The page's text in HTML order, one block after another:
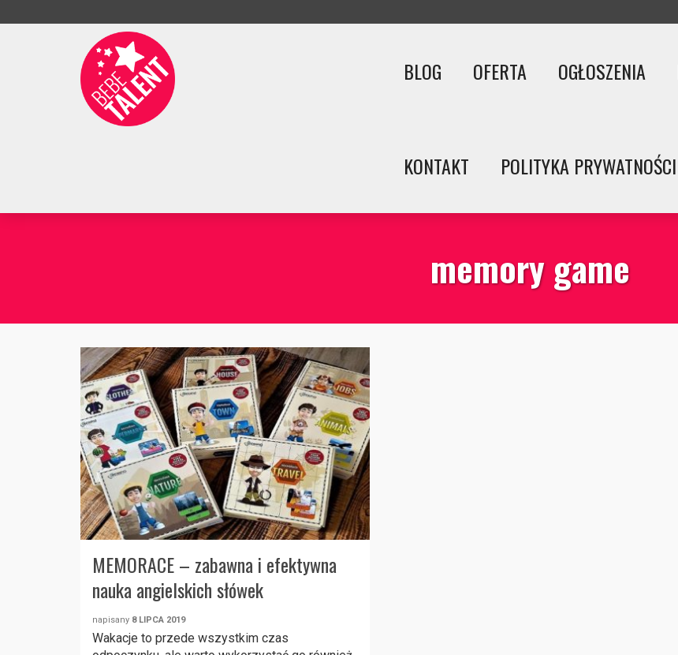
BLOG OFERTA OGŁOSZENIA
KONTAKT POLITYKA PRYWATNOŚCI
memory game
MEMORACE – zabawna i efektywna
nauka angielskich słówek
napisany 8 LIPCA 2019
Wakacje to przede wszystkim czas